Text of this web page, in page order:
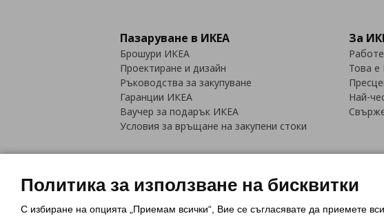
Пазаруване в ИКЕА
Брошури ИКЕА
Проектиране и дизайн
Ръководства за закупуване
Гаранции ИКЕА
Ваучер за подарък ИКЕА
Условия за връщане на закупени стоки
За
Това
Най-
Политика за използване на бисквитки
С избиране на опцията „Приемам всички“, Вие се съгласявате да приемете